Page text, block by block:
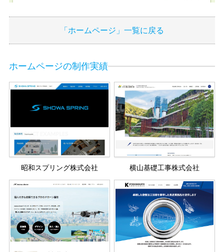
「ホームページ」一覧に戻る
ホームページの制作実績
昭和スプリング株式会社 横山基礎工事株式会社